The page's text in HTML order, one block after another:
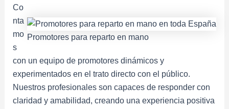
Promotores para reparto en mano
Co
nta
mo
s
con un equipo de promotores dinámicos y
experimentados en el trato directo con el público.
Nuestros profesionales son capaces de responder con
claridad y amabilidad, creando una experiencia positiva